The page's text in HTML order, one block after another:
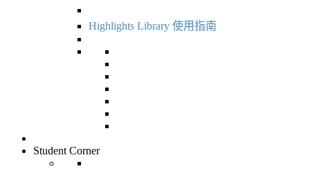
Highlights Library 使用指南
Student Corner